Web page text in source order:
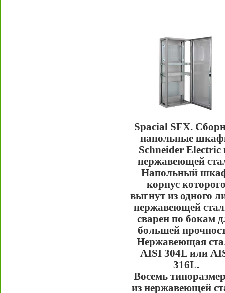
Spacial SFX.
напольные
Schneider Electric
нержавеющей
Напольный
корпус
выгнут из одного
нержавеющей
сварен по бокам
большей
Нержавеющая
AISI 304L или
316L.
Восемь
из нержавеющей